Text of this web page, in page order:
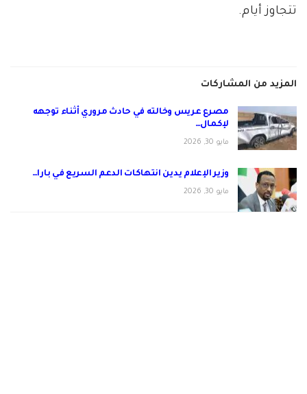
تتجاوز أيام.
المزيد من المشاركات
مصرع عريس وخالته في حادث مروري أثناء توجهه
لإكمال…
مايو 30, 2026
وزير الإعلام يدين انتهاكات الدعم السريع في بارا…
مايو 30, 2026